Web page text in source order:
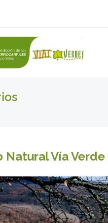
Natural Vía